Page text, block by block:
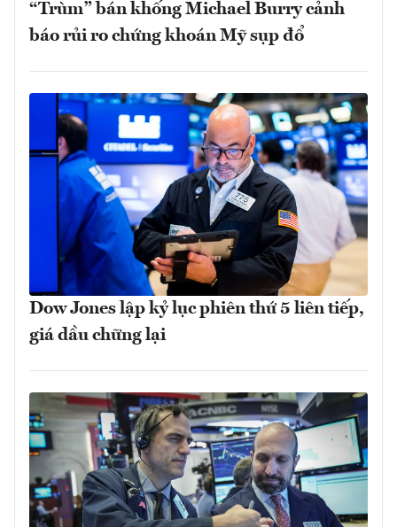
“Trùm” bán khống Michael Burry cảnh
báo rủi ro chứng khoán Mỹ sụp đổ
Dow Jones lập kỷ lục phiên thứ 5 liên tiếp,
giá dầu chững lại